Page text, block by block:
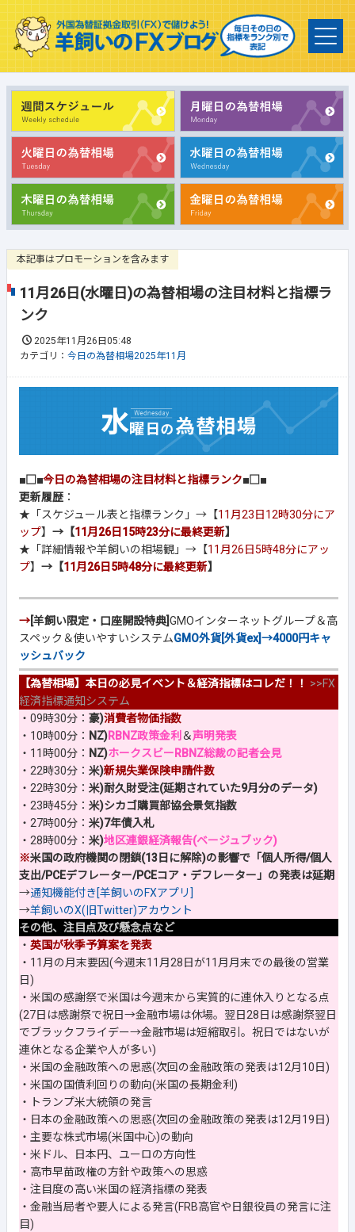
本記事はプロモーションを含みます
11月26日(水曜日)の為替相場の注目材料と指標ラ
ンク
2025年11月26日05:48
カテゴリ： 今日の為替相場2025年11月
■□■今日の為替相場の注目材料と指標ランク■□■
更新履歴 ：
★「スケジュール表と指標ランク」→【11月23日12時30分にア
ップ】 →【11月26日15時23分に最終更新】
★「詳細情報や羊飼いの相場観」→【11月26日5時48分にアッ
プ】 →【11月26日5時48分に最終更新】
→[羊飼い限定・口座開設特典]GMOインターネットグループ＆高
スペック＆使いやすいシステムGMO外貨[外貨ex]→4000円キャ
ッシュバック
【為替相場】本日の必見イベント＆経済指標はコレだ！！ >>FX
経済指標通知システム
・09時30分： 豪)消費者物価指数
・10時00分： NZ)RBNZ政策金利 ＆声明発表
・11時00分： NZ)ホークスビーRBNZ総裁の記者会見
・22時30分： 米)新規失業保険申請件数
・22時30分： 米)耐久財受注(延期されていた9月分のデータ)
・23時45分： 米)シカゴ購買部協会景気指数
・27時00分： 米)7年債入札
・28時00分： 米)地区連銀経済報告(ベージュブック)
※米国の政府機関の閉鎖(13日に解除)の影響で「個人所得/個人
支出/PCEデフレーター/PCEコア・デフレーター」の発表は延期
→通知機能付き[羊飼いのFXアプリ]
→羊飼いのX(旧Twitter)アカウント
その他、注目点及び懸念点など
・ 英国が秋季予算案を発表
・11月の月末要因(今週末11月28日が11月月末での最後の営業
日)
・米国の感謝祭で米国は今週末から実質的に連休入りとなる点
(27日は感謝祭で祝日→金融市場は休場。翌日28日は感謝祭翌日
でブラックフライデー→金融市場は短縮取引。祝日ではないが
連休となる企業や人が多い)
・米国の金融政策への思惑(次回の金融政策の発表は12月10日)
・米国の国債利回りの動向(米国の長期金利)
・トランプ米大統領の発言
・日本の金融政策への思惑(次回の金融政策の発表は12月19日)
・主要な株式市場(米国中心)の動向
・米ドル、日本円、ユーロの方向性
・高市早苗政権の方針や政策への思惑
・注目度の高い米国の経済指標の発表
・金融当局者や要人による発言(FRB高官や日銀役員の発言に注
目)